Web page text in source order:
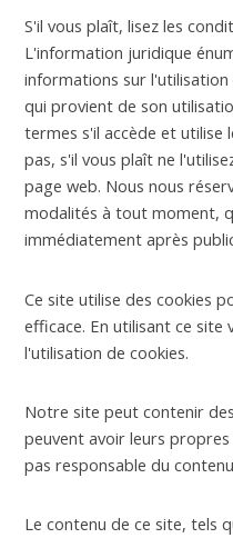
S'il vous plaît, lisez les
L'information juridique
informations sur
qui provient de son
termes s'il accède et utilise
pas, s'il vous plaît ne
page web. Nous nous
modalités à tout moment,
immédiatement après
Ce site utilise des cookies
efficace. En utilisant ce site
l'utilisation de cookies.
Notre site peut contenir
peuvent avoir leurs
pas responsable du
Le contenu de ce site, tels